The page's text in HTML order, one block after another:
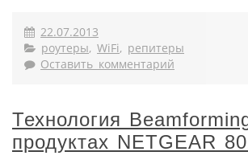
22.07.2013
роутеры, WiFi, репитеры
Оставить комментарий
Технология
продуктах NETGEAR